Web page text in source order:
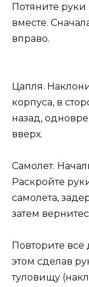
Потяните
вместе.
вправо.
Цапля.
корпуса, в
назад,
вверх.
Самолет.
Раскройте
самолета,
затем
Повторите
этом сделав
туловищу